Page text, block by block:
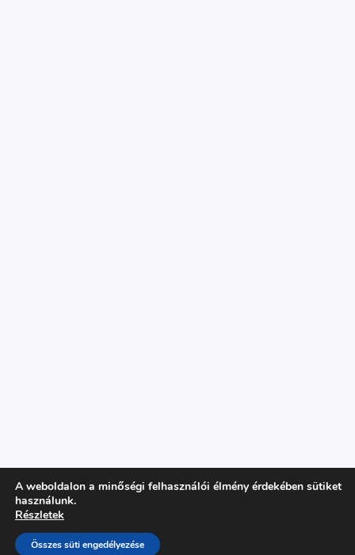
WordPress weboldal készítés: Sikerösvény
A weboldalon a minőségi felhasználói élmény érdekében sütiket
használunk.
Részletek
Összes süti engedélyezése